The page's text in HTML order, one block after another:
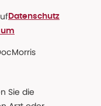
Datenschutz
Sie die